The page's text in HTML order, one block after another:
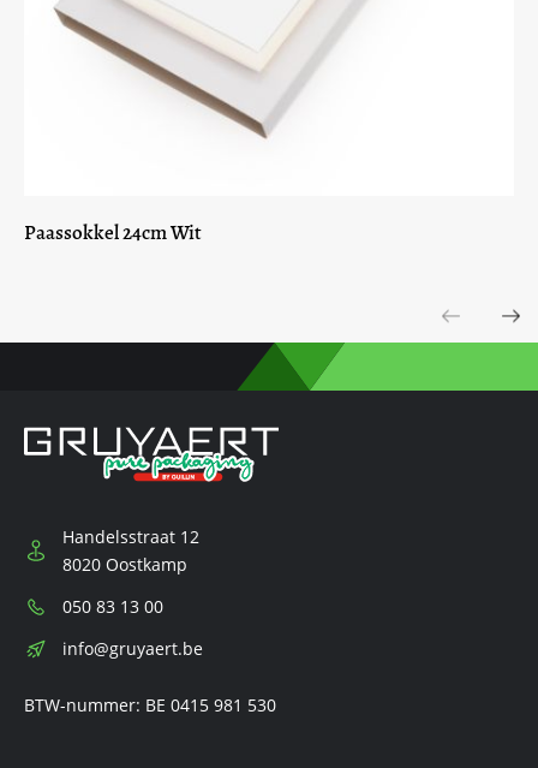
Paassokkel 24cm Wit
Handelsstraat 12
8020 Oostkamp
Telefoon:
050 83 13 00
E-
info@gruyaert.be
BTW-nummer: BE 0415 981 530